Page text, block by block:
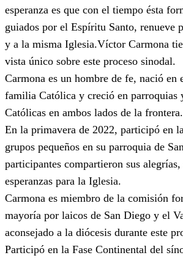
esperanza es que con el tiempo ésta
guiados por el Espíritu Santo, renueve
y a la misma Iglesia.Víctor Carmona
vista único sobre este proceso sinodal.
Carmona es un hombre de fe, nació en
familia Católica y creció en parroquias
Católicas en ambos lados de la frontera.
En la primavera de 2022, participó en
grupos pequeños en su parroquia de
participantes compartieron sus
esperanzas para la Iglesia.
Carmona es miembro de la comisión
mayoría por laicos de San Diego y el
aconsejado a la diócesis durante este
Participó en la Fase Continental del